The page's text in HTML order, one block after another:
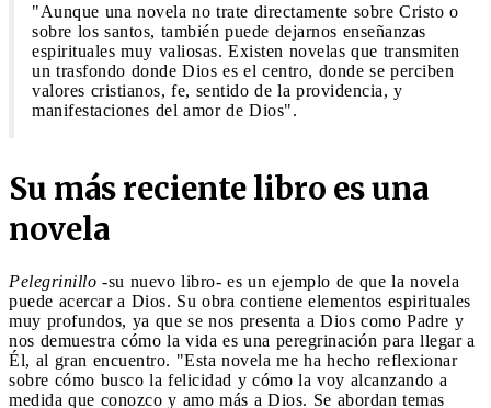
"Aunque una novela no trate directamente sobre Cristo o
sobre los santos, también puede dejarnos enseñanzas
espirituales muy valiosas. Existen novelas que transmiten
un trasfondo donde Dios es el centro, donde se perciben
valores cristianos, fe, sentido de la providencia, y
manifestaciones del amor de Dios".
Su más reciente libro es una
novela
Pelegrinillo -su nuevo libro- es un ejemplo de que la novela
puede acercar a Dios. Su obra contiene elementos espirituales
muy profundos, ya que se nos presenta a Dios como Padre y
nos demuestra cómo la vida es una peregrinación para llegar a
Él, al gran encuentro. "Esta novela me ha hecho reflexionar
sobre cómo busco la felicidad y cómo la voy alcanzando a
medida que conozco y amo más a Dios. Se abordan temas